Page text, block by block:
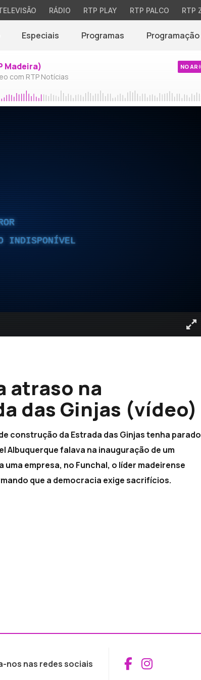
RÁDIO RTP PLAY RTP PALCO RTP
Especiais Programas Programação
Madeira)
com RTP Notícias
NO AR
INDISPONÍVEL
atraso na
das Ginjas (vídeo)
construção da Estrada das Ginjas tenha parado
Albuquerque falava na inauguração de um
empresa, no Funchal, o líder madeirense
que a democracia exige sacrifícios.
nos nas redes sociais Aceder ao
Aceder